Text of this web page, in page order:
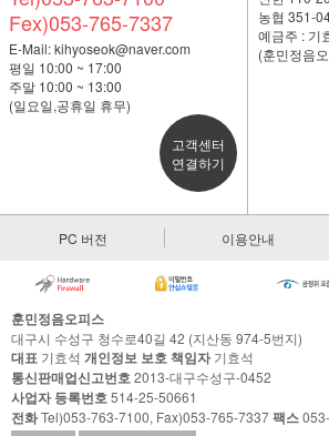
Fex)053-765-7337
E-Mail:kihyoseok@naver.com
평일 10:00 ~ 17:00
주말 10:00 ~ 13:00
(일요일,공휴일 휴무)
고객센터
연결하기
농협 351-
예금주 : 기
(훈민정음
PC 버전 이용안내
훈민정음오피스
대구시 수성구 청수로40길 42 (지산동 974-5번지)
대표 기효석 개인정보 보호 책임자기효석
통신판매업신고번호2013-대구수성구-0452
사업자 등록번호514-25-50661
전화Tel)053-763-7100, Fax)053-765-7337팩스